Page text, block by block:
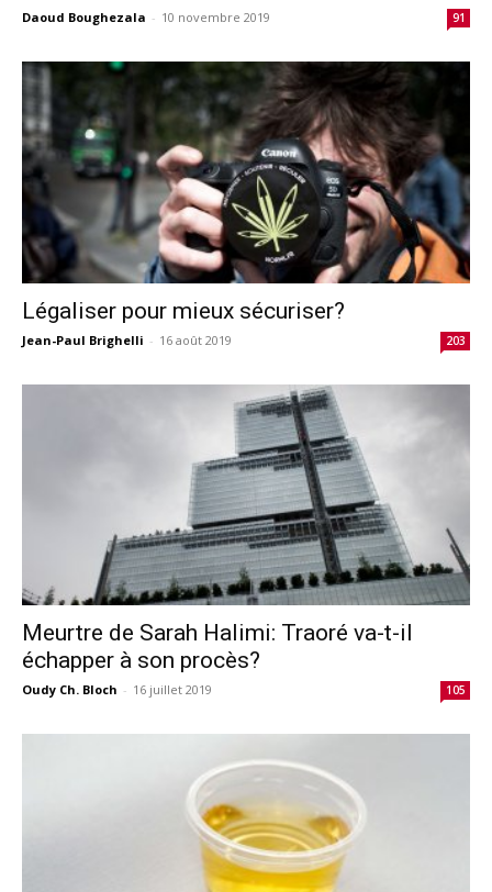
Daoud Boughezala - 10 novembre 2019 91
Légaliser pour mieux sécuriser?
Jean-Paul Brighelli - 16 août 2019 203
Meurtre de Sarah Halimi: Traoré va-t-il
échapper à son procès?
Oudy Ch. Bloch - 16 juillet 2019 105